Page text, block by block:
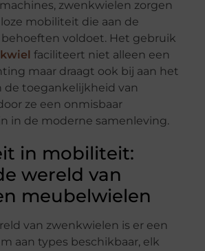
zwenkwielen zorgen
mobiliteit die aan de
voldoet. Het gebruik
faciliteert niet alleen een
maar draagt ook bij aan het
de toegankelijkheid van
ze een onmisbaar
in de moderne samenleving.
in mobiliteit:
wereld van
meubelwielen
van zwenkwielen is er een
aan types beschikbaar, elk